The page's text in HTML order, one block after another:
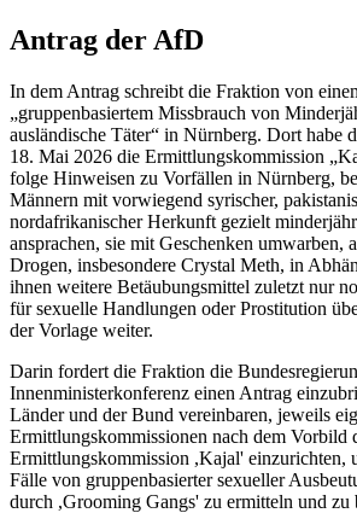
Antrag der AfD
In dem Antrag schreibt die Fraktion von
„gruppenbasiertem Missbrauch von
ausländische Täter“ in Nürnberg. Dort habe
18. Mai 2026 die Ermittlungskommission
folge Hinweisen zu Vorfällen in Nürnberg,
Männern mit vorwiegend syrischer,
nordafrikanischer Herkunft gezielt
ansprachen, sie mit Geschenken umwarben,
Drogen, insbesondere Crystal Meth, in
ihnen weitere Betäubungsmittel zuletzt nur
für sexuelle Handlungen oder Prostitution
der Vorlage weiter.
Darin fordert die Fraktion die
Innenministerkonferenz einen Antrag
Länder und der Bund vereinbaren, jeweils
Ermittlungskommissionen nach dem Vorbild
Ermittlungskommission ,Kajal' einzurichten,
Fälle von gruppenbasierter sexueller
durch ,Grooming Gangs' zu ermitteln und zu